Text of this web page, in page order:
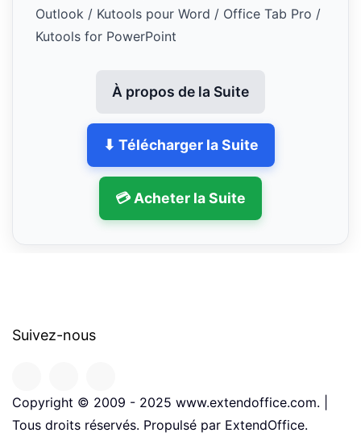
Outlook / Kutools pour Word / Office Tab Pro /
Kutools for PowerPoint
À propos de la Suite
⬇ Télécharger la Suite
💳 Acheter la Suite
Suivez-nous
Copyright © 2009 - 2025 www.extendoffice.com. |
Tous droits réservés. Propulsé par ExtendOffice.